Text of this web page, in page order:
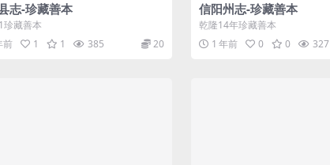
志-珍藏善本
珍藏善本
前
1 1 385 20
信阳州志-珍藏善本
乾隆14年珍藏善本
1 年前
0 0 327